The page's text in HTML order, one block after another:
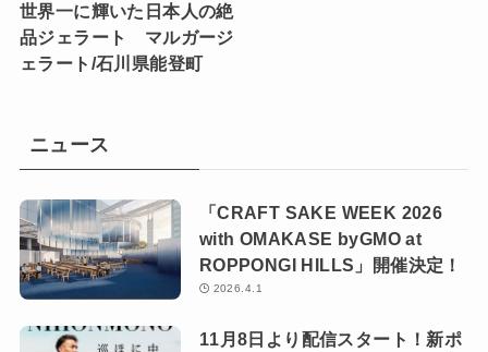
世界一に輝いた日本人の絶
品ジェラート マルガージ
ェラート/石川県能登町
ニュース
「CRAFT SAKE WEEK 2026
with OMAKASE byGMO at
ROPPONGI HILLS」開催決定！
2026.4.1
11月8日より配信スタート！新ポ